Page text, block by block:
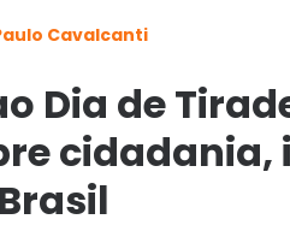
Cavalcanti
Dia de